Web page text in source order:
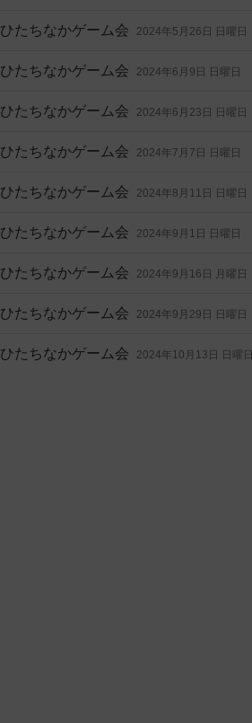
ひたちなかゲーム会 2024年5月26日 日曜日
ひたちなかゲーム会 2024年6月9日 日曜日
ひたちなかゲーム会 2024年6月23日 日曜日
ひたちなかゲーム会 2024年7月7日 日曜日
ひたちなかゲーム会 2024年8月11日 日曜日
ひたちなかゲーム会 2024年9月1日 日曜日
ひたちなかゲーム会 2024年9月16日 月曜日
ひたちなかゲーム会 2024年9月29日 日曜日
ひたちなかゲーム会 2024年10月13日 日曜日